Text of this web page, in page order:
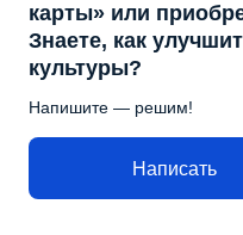
карты» или
Знаете, как
культуры?
Напишите — решим!
Написать